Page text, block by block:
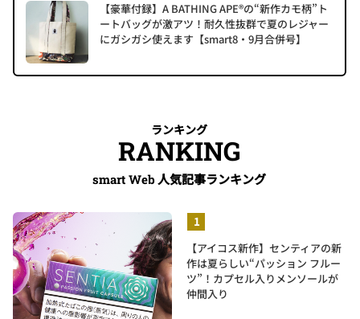
【豪華付録】A BATHING APE®の“新作カモ柄”ト
ートバッグが激アツ！耐久性抜群で夏のレジャー
にガシガシ使えます【smart8・9月合併号】
ランキング
RANKING
smart Web 人気記事ランキング
【アイコス新作】センティアの新
作は夏らしい“パッション フルー
ツ”！カプセル入りメンソールが
仲間入り